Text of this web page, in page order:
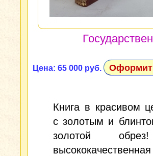
Цена: 65 000 руб.
Книга в красивом
с золотым и
золотой